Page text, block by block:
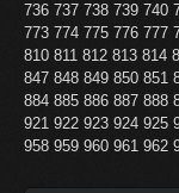
736 737 738 739 740
773 774 775 776 777
810 811 812 813 814
847 848 849 850 851
884 885 886 887 888
921 922 923 924 925
958 959 960 961 962